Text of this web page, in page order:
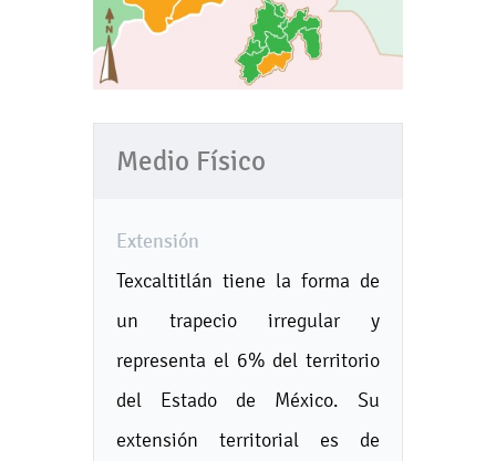
Medio Físico
Extensión
Texcaltitlán tiene la forma de
un trapecio irregular y
representa el 6% del territorio
del Estado de México. Su
extensión territorial es de